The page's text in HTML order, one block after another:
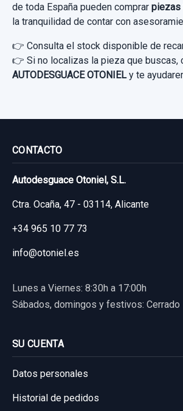
de toda España pueden comprar piezas
la tranquilidad de contar con
👉 Consulta el stock disponible de
👉 Si no localizas la pieza que buscas,
AUTODESGUACE OTONIELy te
CONTACTO
Autodesguace Otoniel, S.L.
Ctra. Ocaña, 47 - 03114, Alicante
+34 965 10 77 73
info@otoniel.es
Lunes a Viernes: 8:30h a 17:00h
Sábados, domingos y festivos: Cerrado
SU CUENTA
Datos personales
Historial de pedidos